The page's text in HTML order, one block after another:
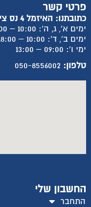
פרטי קשר
כתובתנו: האיזמל 4 נס ציונה
ימים א', ג, ה': 10:00 – 19:00
ימים ב', ד': 10:00 – 18:00
ימי ו': 09:00 – 13:00
טלפון: 050-8556002
החשבון שלי
התחבר